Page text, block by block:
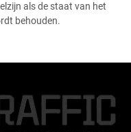
als de staat van het
behouden.